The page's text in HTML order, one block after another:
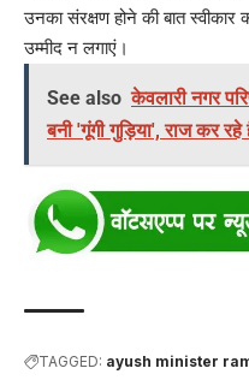
उनका संरक्षण होने की बात
उम्मीद न लगाएं।
See also केवलारी नगर
बनी 'गूंगी गुड़िया', राज कर रहे
TAGGED: ayush minister